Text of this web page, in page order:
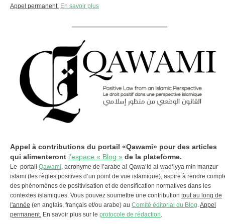
Appel permanent. En savoir plus
Appel à contributions du portail «Qawami» pour des articles
qui alimenteront l’espace « Blog » de la plateforme.
Le portail Qawami, acronyme de l’arabe al-Qawa‘id al-wad‘iyya min manzur
islami (les règles positives d’un point de vue islamique), aspire à rendre
des phénomènes de positivisation et de densification normatives dans les
contextes islamiques. Vous pouvez soumettre une contribution tout au long de
l'année (en anglais, français et/ou arabe) au Comité éditorial du Blog.Appel
permanent. En savoir plus sur le protocole de rédaction.